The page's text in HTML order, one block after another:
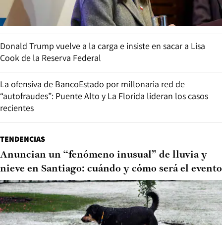
Donald Trump vuelve a la carga e insiste en sacar a Lisa
Cook de la Reserva Federal
La ofensiva de BancoEstado por millonaria red de
“autofraudes”: Puente Alto y La Florida lideran los casos
recientes
TENDENCIAS
Anuncian un “fenómeno inusual” de lluvia y
nieve en Santiago: cuándo y cómo será el evento